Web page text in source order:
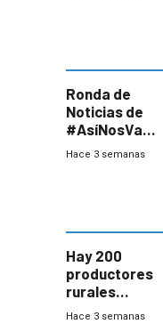
Ronda de
Noticias de
#AsíNosVa
(20/7/26)
Hace 3 semanas
Hay 200
productores
rurales
afectados tras
Hace 3 semanas